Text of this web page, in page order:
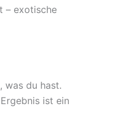
– exotische
was du hast.
ist ein